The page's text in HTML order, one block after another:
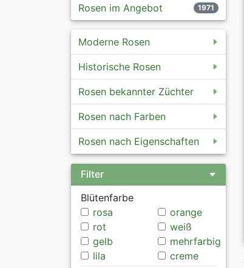
Rosen im Angebot 1971
Moderne Rosen
Historische Rosen
Rosen bekannter Züchter
Rosen nach Farben
Rosen nach Eigenschaften
Filter
Blütenfarbe
rosa
orange
rot
weiß
gelb
mehrfarbig
lila
creme